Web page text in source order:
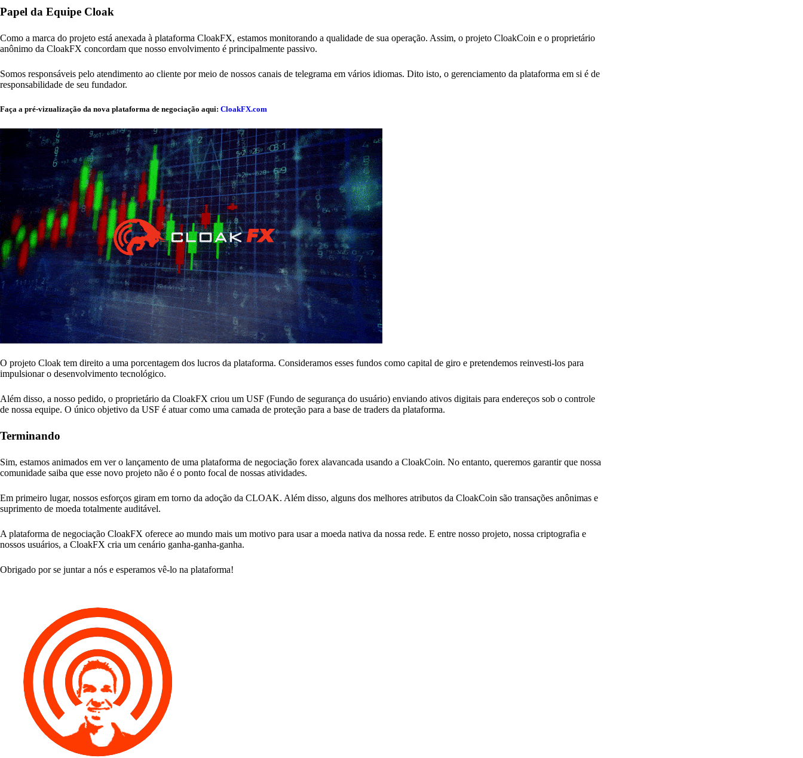
Papel da Equipe Cloak
Como a marca do projeto está anexada à plataforma CloakFX, estamos monitorando a qualidade de sua operação. Assim, o projeto CloakCoin e o proprietário
anônimo da CloakFX concordam que nosso envolvimento é principalmente passivo.
Somos responsáveis pelo atendimento ao cliente por meio de nossos canais de telegrama em vários idiomas. Dito isto, o gerenciamento da plataforma em si é de
responsabilidade de seu fundador.
Faça a pré-vizualização da nova plataforma de negociação aqui: CloakFX.com
O projeto Cloak tem direito a uma porcentagem dos lucros da plataforma. Consideramos esses fundos como capital de giro e pretendemos reinvesti-los para
impulsionar o desenvolvimento tecnológico.
Além disso, a nosso pedido, o proprietário da CloakFX criou um USF (Fundo de segurança do usuário) enviando ativos digitais para endereços sob o controle
de nossa equipe. O único objetivo da USF é atuar como uma camada de proteção para a base de traders da plataforma.
Terminando
Sim, estamos animados em ver o lançamento de uma plataforma de negociação forex alavancada usando a CloakCoin. No entanto, queremos garantir que nossa
comunidade saiba que esse novo projeto não é o ponto focal de nossas atividades.
Em primeiro lugar, nossos esforços giram em torno da adoção da CLOAK. Além disso, alguns dos melhores atributos da CloakCoin são transações anônimas e
suprimento de moeda totalmente auditável.
A plataforma de negociação CloakFX oferece ao mundo mais um motivo para usar a moeda nativa da nossa rede. E entre nosso projeto, nossa criptografia e
nossos usuários, a CloakFX cria um cenário ganha-ganha-ganha.
Obrigado por se juntar a nós e esperamos vê-lo na plataforma!